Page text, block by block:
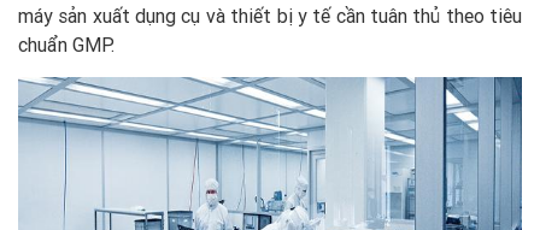
máy sản xuất dụng cụ và thiết bị y tế cần tuân thủ theo tiêu
chuẩn GMP.